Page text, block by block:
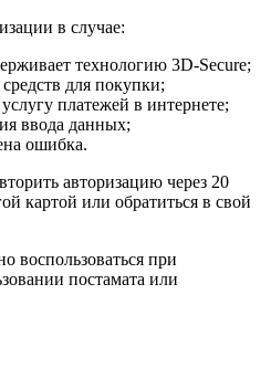
в случае:
технологию 3D-Secure;
для покупки;
платежей в интернете;
ввода данных;
ошибка.
авторизацию через 20
картой или обратиться в свой
воспользоваться при
постамата или